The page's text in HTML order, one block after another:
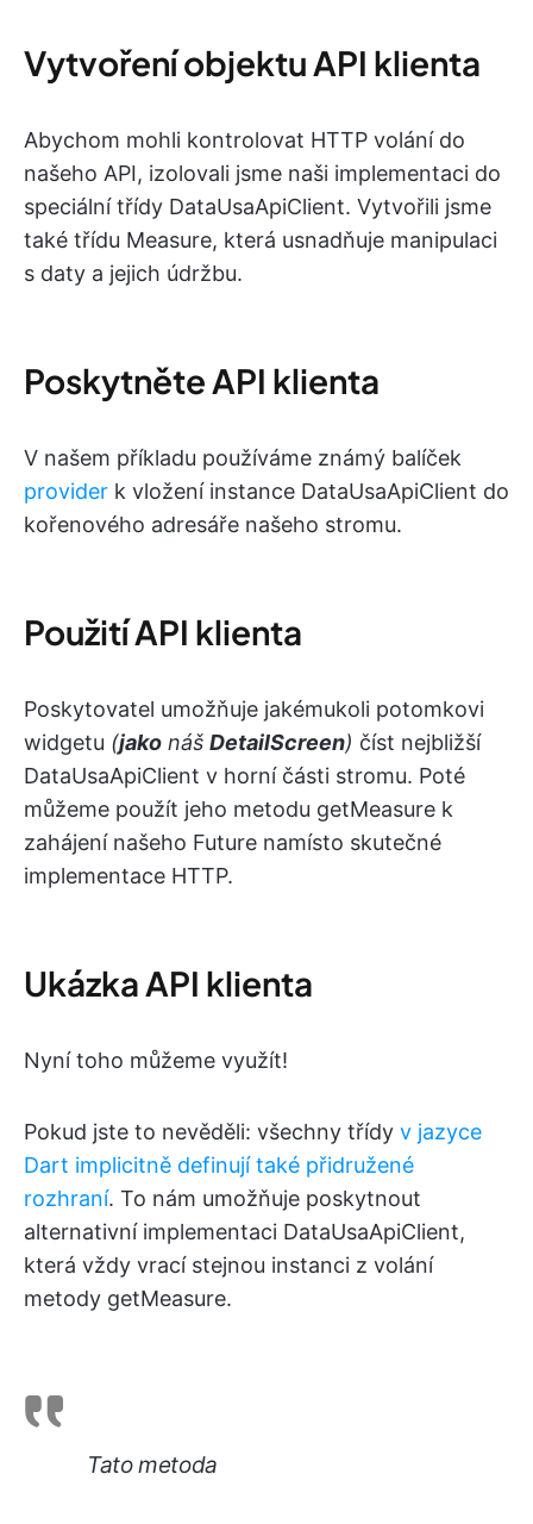
Vytvoření objektu API klienta
Abychom mohli kontrolovat HTTP volání do
našeho API, izolovali jsme naši implementaci do
speciální třídy DataUsaApiClient. Vytvořili jsme
také třídu Measure, která usnadňuje manipulaci
s daty a jejich údržbu.
Poskytněte API klienta
V našem příkladu používáme známý balíček
provider k vložení instance DataUsaApiClient do
kořenového adresáře našeho stromu.
Použití API klienta
Poskytovatel umožňuje jakémukoli potomkovi
widgetu (jako náš DetailScreen) číst nejbližší
DataUsaApiClient v horní části stromu. Poté
můžeme použít jeho metodu getMeasure k
zahájení našeho Future namísto skutečné
implementace HTTP.
Ukázka API klienta
Nyní toho můžeme využít!
Pokud jste to nevěděli: všechny třídy v jazyce
Dart implicitně definují také přidružené
rozhraní. To nám umožňuje poskytnout
alternativní implementaci DataUsaApiClient,
která vždy vrací stejnou instanci z volání
metody getMeasure.
Tato metoda